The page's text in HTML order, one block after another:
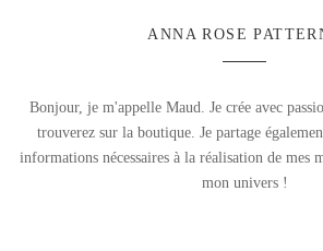
ANNA ROSE
Bonjour, je m'appelle Maud. Je crée avec
trouverez sur la boutique. Je partage
informations nécessaires à la réalisation de mes
mon univers !